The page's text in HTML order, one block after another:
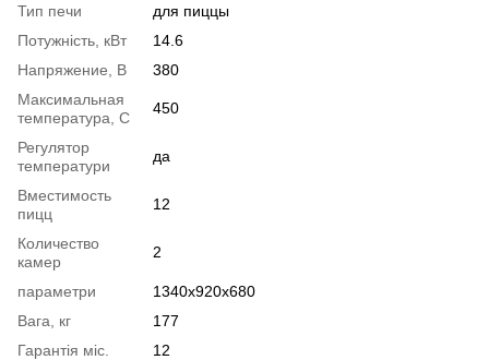
Тип печи
для пиццы
Потужність, кВт
14.6
Напряжение, В
380
Максимальная
температура, С
450
Регулятор
температури
да
Вместимость
пицц
12
Количество
камер
2
параметри
1340х920х680
Вага, кг
177
Гарантія міс.
12